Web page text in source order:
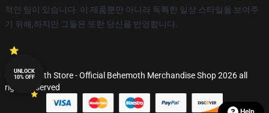
적인 팀이 있습니다. 이 제품뿐만 아니라 독특한 일상 스타일을 보여주
기 위해,하지만 그들은 또한 당신을 반영합니다.
© Behemoth Store - Official Behemoth Merchandise Shop 2026 all
rights reserved
UNLOCK
10% OFF